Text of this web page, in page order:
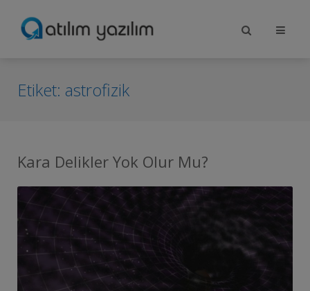
Etiket: astrofizik
Kara Delikler Yok Olur Mu?